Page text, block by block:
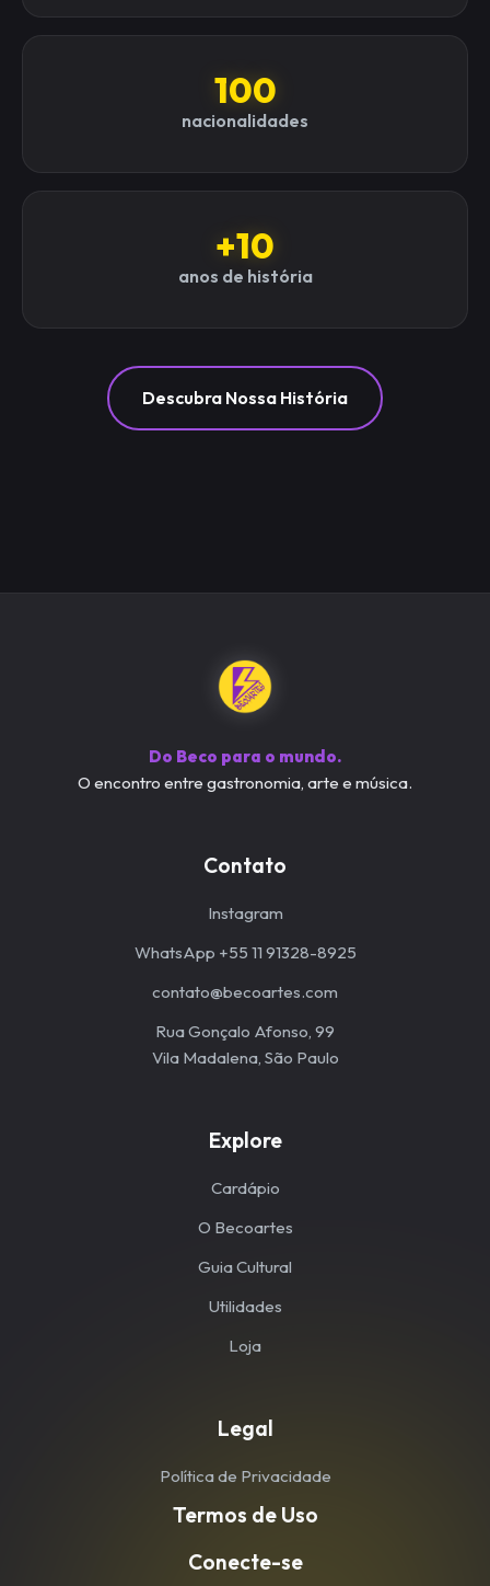
100
nacionalidades
+10
anos de história
Descubra Nossa História
Do Beco para o mundo.
O encontro entre gastronomia, arte e música.
Contato
Instagram
WhatsApp +55 11 91328-8925
contato@becoartes.com
Rua Gonçalo Afonso, 99
Vila Madalena, São Paulo
Explore
Cardápio
O Becoartes
Guia Cultural
Utilidades
Loja
Legal
Política de Privacidade
Termos de Uso
Conecte-se